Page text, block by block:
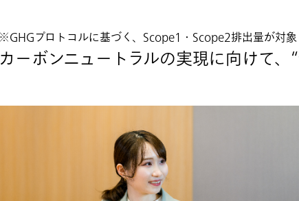
GHGプロトコルに基づく、Scope1・Scope2排出量が対象
カーボンニュートラルの実現に向けて